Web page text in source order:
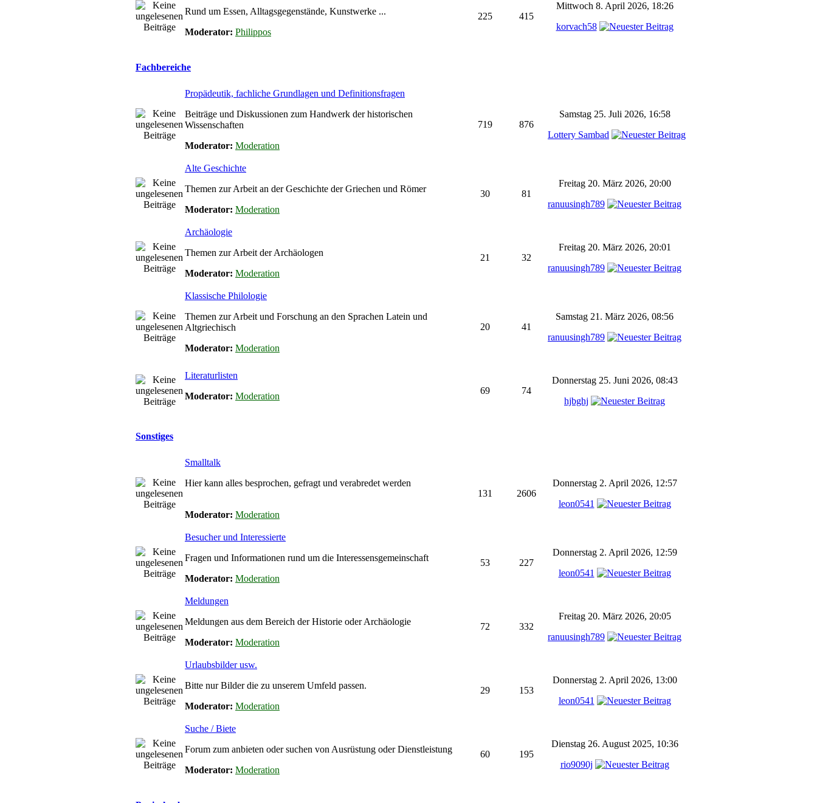
Rund um Essen, Alltagsgegenstände, Kunstwerke ...
Moderator: Philippos
225 415
Mittwoch 8. April 2026, 18:26
korvach58
Fachbereiche
Propädeutik, fachliche Grundlagen und Definitionsfragen
Beiträge und Diskussionen zum Handwerk der historischen
Wissenschaften
Moderator: Moderation
719 876
Samstag 25. Juli 2026, 16:58
Lottery Sambad
Alte Geschichte
Themen zur Arbeit an der Geschichte der Griechen und Römer
Moderator: Moderation
30 81
Freitag 20. März 2026, 20:00
ranuusingh789
Archäologie
Themen zur Arbeit der Archäologen
Moderator: Moderation
21 32
Freitag 20. März 2026, 20:01
ranuusingh789
Klassische Philologie
Themen zur Arbeit und Forschung an den Sprachen Latein und
Altgriechisch
Moderator: Moderation
20 41
Samstag 21. März 2026, 08:56
ranuusingh789
Literaturlisten
Moderator: Moderation
69 74
Donnerstag 25. Juni 2026, 08:43
hjbghj
Sonstiges
Smalltalk
Hier kann alles besprochen, gefragt und verabredet werden
Moderator: Moderation
131 2606
Donnerstag 2. April 2026, 12:57
leon0541
Besucher und Interessierte
Fragen und Informationen rund um die Interessensgemeinschaft
Moderator: Moderation
53 227
Donnerstag 2. April 2026, 12:59
leon0541
Meldungen
Meldungen aus dem Bereich der Historie oder Archäologie
Moderator: Moderation
72 332
Freitag 20. März 2026, 20:05
ranuusingh789
Urlaubsbilder usw.
Bitte nur Bilder die zu unserem Umfeld passen.
Moderator: Moderation
29 153
Donnerstag 2. April 2026, 13:00
leon0541
Suche / Biete
Forum zum anbieten oder suchen von Ausrüstung oder Dienstleistung
Moderator: Moderation
60 195
Dienstag 26. August 2025, 10:36
rio9090j